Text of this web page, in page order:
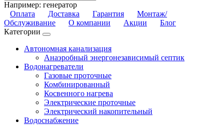
Например: генератор
Оплата
Доставка Гарантия
Монтаж/
Обслуживание
О компании Акции
Блог
Категории
Автономная канализация
Анаэробный энергонезависимый септик
Водонагреватели
Газовые проточные
Комбинированный
Косвенного нагрева
Электрические проточные
Электрический накопительный
Водоснабжение